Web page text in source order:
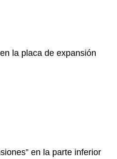
la placa de expansión
en la parte inferior